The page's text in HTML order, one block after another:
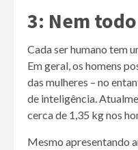
3: Nem
Cada ser humano tem
Em geral, os homens
das mulheres – no
de inteligência.
cerca de 1,35 kg nos
Mesmo apresentando